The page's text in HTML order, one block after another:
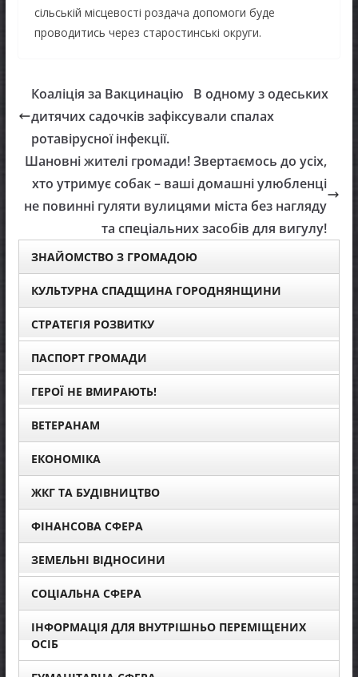
сільській місцевості роздача допомоги буде
проводитись через старостинські округи.
Коаліція за Вакцинацію В одному з одеських
дитячих садочків зафіксували спалах
ротавірусної інфекції.
Шановні жителі громади! Звертаємось до усіх,
хто утримує собак – ваші домашні улюбленці
не повинні гуляти вулицями міста без нагляду
та спеціальних засобів для вигулу!
ЗНАЙОМСТВО З ГРОМАДОЮ
КУЛЬТУРНА СПАДЩИНА ГОРОДНЯНЩИНИ
СТРАТЕГІЯ РОЗВИТКУ
ПАСПОРТ ГРОМАДИ
ГЕРОЇ НЕ ВМИРАЮТЬ!
ВЕТЕРАНАМ
ЕКОНОМІКА
ЖКГ ТА БУДІВНИЦТВО
ФІНАНСОВА СФЕРА
ЗЕМЕЛЬНІ ВІДНОСИНИ
СОЦІАЛЬНА СФЕРА
ІНФОРМАЦІЯ ДЛЯ ВНУТРІШНЬО ПЕРЕМІЩЕНИХ
ОСІБ